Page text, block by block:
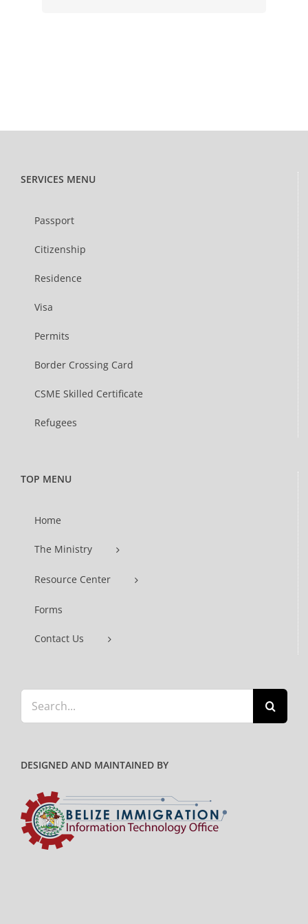
SERVICES MENU
Passport
Citizenship
Residence
Visa
Permits
Border Crossing Card
CSME Skilled Certificate
Refugees
TOP MENU
Home
The Ministry
Resource Center
Forms
Contact Us
for:
DESIGNED AND MAINTAINED BY